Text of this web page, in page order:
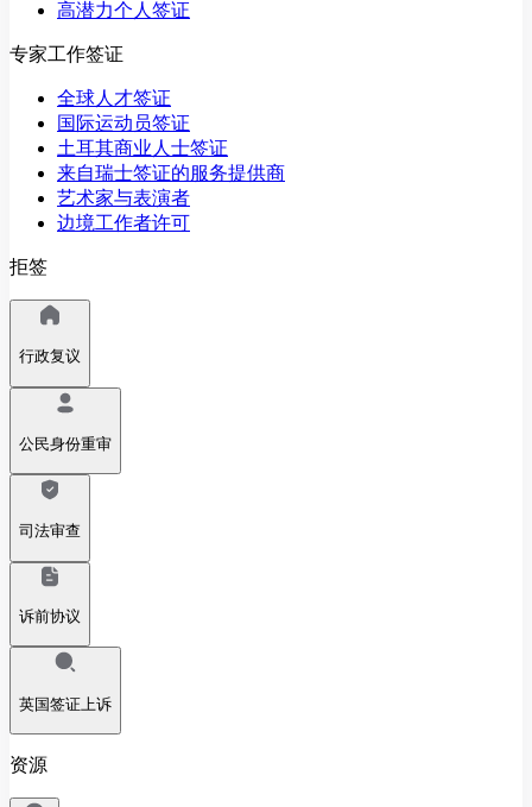
高潜力个人签证
专家工作签证
全球人才签证
国际运动员签证
土耳其商业人士签证
来自瑞士签证的服务提供商
艺术家与表演者
边境工作者许可
拒签
行政复议
公民身份重审
司法审查
诉前协议
英国签证上诉
资源